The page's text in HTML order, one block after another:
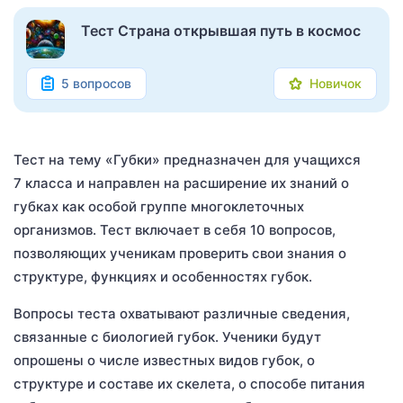
Тест Страна открывшая путь в космос
5 вопросов Новичок
Тест на тему «Губки» предназначен для учащихся
7 класса и направлен на расширение их знаний о
губках как особой группе многоклеточных
организмов. Тест включает в себя 10 вопросов,
позволяющих ученикам проверить свои знания о
структуре, функциях и особенностях губок.
Вопросы теста охватывают различные сведения,
связанные с биологией губок. Ученики будут
опрошены о числе известных видов губок, о
структуре и составе их скелета, о способе питания